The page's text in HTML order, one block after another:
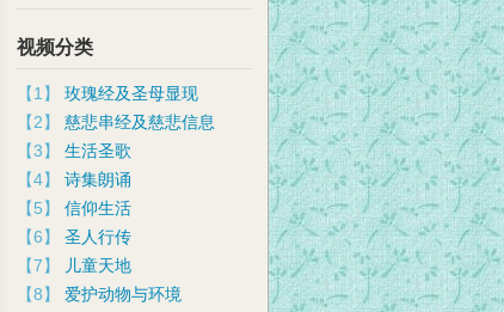
视频分类
【1】 玫瑰经及圣母显现
【2】 慈悲串经及慈悲信息
【3】 生活圣歌
【4】 诗集朗诵
【5】 信仰生活
【6】 圣人行传
【7】
儿童天地
【8】 爱护动物与环境